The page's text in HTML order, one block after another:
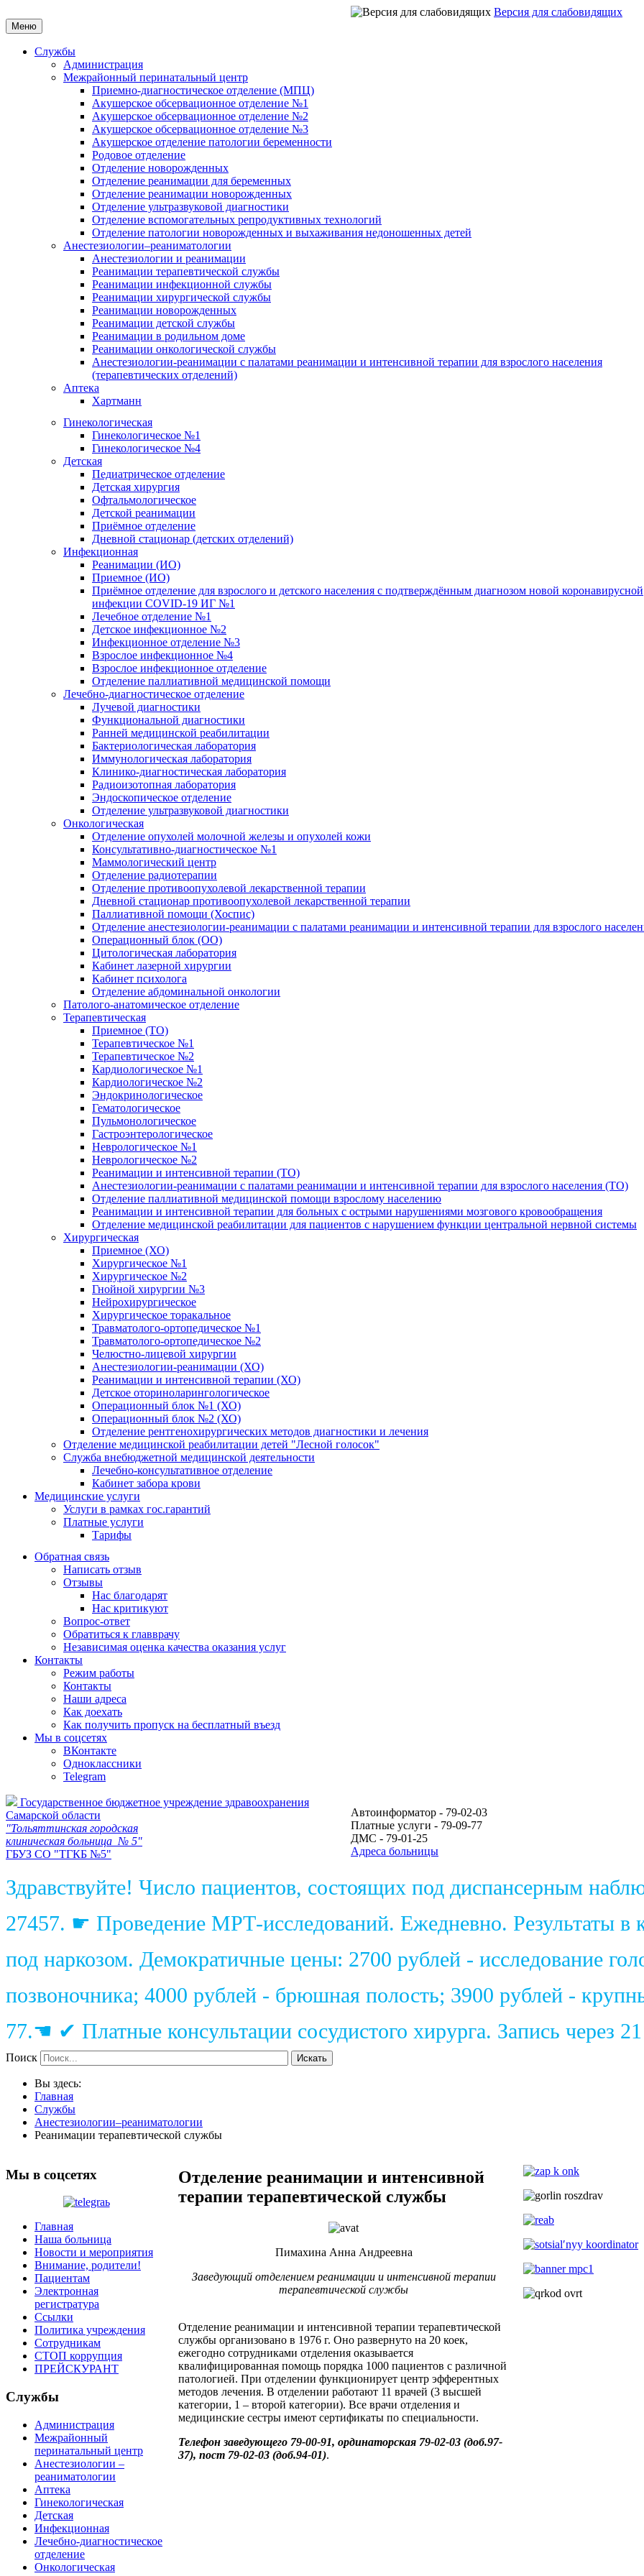
Версия для слабовидящих
Меню
Службы
Администрация
Межрайонный перинатальный центр
Приемно-диагностическое отделение (МПЦ)
Акушерское обсервационное отделение №1
Акушерское обсервационное отделение №2
Акушерское обсервационное отделение №3
Акушерское отделение патологии беременности
Родовое отделение
Отделение новорожденных
Отделение реанимации для беременных
Отделение реанимации новорожденных
Отделение ультразвуковой диагностики
Отделение вспомогательных репродуктивных технологий
Отделение патологии новорожденных и выхаживания недоношенных детей
Анестезиологии–реаниматологии
Анестезиологии и реанимации
Реанимации терапевтической службы
Реанимации инфекционной службы
Реанимации хирургической службы
Реанимации новорожденных
Реанимации детской службы
Реанимации в родильном доме
Реанимации онкологической службы
Анестезиологии-реанимации с палатами реанимации и интенсивной терапии для взрослого населения
(терапевтических отделений)
Аптека
Хартманн
Гинекологическая
Гинекологическое №1
Гинекологическое №4
Детская
Педиатрическое отделение
Детская хирургия
Офтальмологическое
Детской реанимации
Приёмное отделение
Дневной стационар (детских отделений)
Инфекционная
Реанимации (ИО)
Приемное (ИО)
Приёмное отделение для взрослого и детского населения с подтверждённым диагнозом новой коронавирусной
инфекции COVID-19 ИГ №1
Лечебное отделение №1
Детское инфекционное №2
Инфекционное отделение №3
Взрослое инфекционное №4
Взрослое инфекционное отделение
Отделение паллиативной медицинской помощи
Лечебно-диагностическое отделение
Лучевой диагностики
Функциональной диагностики
Ранней медицинской реабилитации
Бактериологическая лаборатория
Иммунологическая лаборатория
Клинико-диагностическая лаборатория
Радиоизотопная лаборатория
Эндоскопическое отделение
Отделение ультразвуковой диагностики
Онкологическая
Отделение опухолей молочной железы и опухолей кожи
Консультативно-диагностическое №1
Маммологический центр
Отделение радиотерапии
Отделение противоопухолевой лекарственной терапии
Дневной стационар противоопухолевой лекарственной терапии
Паллиативной помощи (Хоспис)
Отделение анестезиологии-реанимации с палатами реанимации и интенсивной терапии для взрослого
Операционный блок (ОО)
Цитологическая лаборатория
Кабинет лазерной хирургии
Кабинет психолога
Отделение абдоминальной онкологии
Патолого-анатомическое отделение
Терапевтическая
Приемное (ТО)
Терапевтическое №1
Терапевтическое №2
Кардиологическое №1
Кардиологическое №2
Эндокринологическое
Гематологическое
Пульмонологическое
Гастроэнтерологическое
Неврологическое №1
Неврологическое №2
Реанимации и интенсивной терапии (ТО)
Анестезиологии-реанимации с палатами реанимации и интенсивной терапии для взрослого населения (ТО)
Отделение паллиативной медицинской помощи взрослому населению
Реанимации и интенсивной терапии для больных с острыми нарушениями мозгового кровообращения
Отделение медицинской реабилитации для пациентов с нарушением функции центральной нервной системы
Хирургическая
Приемное (ХО)
Хирургическое №1
Хирургическое №2
Гнойной хирургии №3
Нейрохирургическое
Хирургическое торакальное
Травматолого-ортопедическое №1
Травматолого-ортопедическое №2
Челюстно-лицевой хирургии
Анестезиологии-реанимации (ХО)
Реанимации и интенсивной терапии (ХО)
Детское оториноларингологическое
Операционный блок №1 (ХО)
Операционный блок №2 (ХО)
Отделение рентгенохирургических методов диагностики и лечения
Отделение медицинской реабилитации детей "Лесной голосок"
Служба внебюджетной медицинской деятельности
Лечебно-консультативное отделение
Кабинет забора крови
Медицинские услуги
Услуги в рамках гос.гарантий
Платные услуги
Тарифы
Обратная связь
Написать отзыв
Отзывы
Нас благодарят
Нас критикуют
Вопрос-ответ
Обратиться к главврачу
Независимая оценка качества оказания услуг
Контакты
Режим работы
Контакты
Наши адреса
Как доехать
Как получить пропуск на бесплатный въезд
Мы в соцсетях
ВКонтакте
Одноклассники
Telegram
Государственное бюджетное учреждение здравоохранения
Самарской области
"Тольяттинская городская
клиническая больница № 5"
ГБУЗ СО "ТГКБ №5"
Автоинформатор - 79-02-03
Платные услуги - 79-09-77
ДМС - 79-01-25
Адреса больницы
Здравствуйте! Число пациентов, состоящих под диспансерным
27457. ☛ Проведение МРТ-исследований. Ежедневно. Результаты в
под наркозом. Демократичные цены: 2700 рублей - исследование
позвоночника; 4000 рублей - брюшная полость; 3900 рублей -
77.☚ ✔ Платные консультации сосудистого хирурга. Запись через
Поиск Искать
Вы здесь:
Главная
Службы
Анестезиологии–реаниматологии
Реанимации терапевтической службы
Отделение реанимации и интенсивной
терапии терапевтической службы
Пимахина Анна Андреевна
Заведующий отделением реанимации и интенсивной терапии
терапевтической службы
Отделение реанимации и интенсивной терапии терапевтической
службы организовано в 1976 г. Оно развернуто на 20 коек,
ежегодно сотрудниками отделения оказывается
квалифицированная помощь порядка 1000 пациентов с различной
патологией. При отделении функционирует центр эфферентных
методов лечения. В отделении работают 11 врачей (3 высшей
категории, 1 – второй категории). Все врачи отделения и
медицинские сестры имеют сертификаты по специальности.
Телефон заведующего 79-00-91, ординаторская 79-02-03 (доб.97-
37), пост 79-02-03 (доб.94-01).
Мы в соцсетях
Главная
Наша больница
Новости и мероприятия
Внимание, родители!
Пациентам
Электронная
регистратура
Ссылки
Политика учреждения
Сотрудникам
СТОП коррупция
ПРЕЙСКУРАНТ
Службы
Администрация
Межрайонный
перинатальный центр
Анестезиологии –
реаниматологии
Аптека
Гинекологическая
Детская
Инфекционная
Лечебно-диагностическое
отделение
Онкологическая